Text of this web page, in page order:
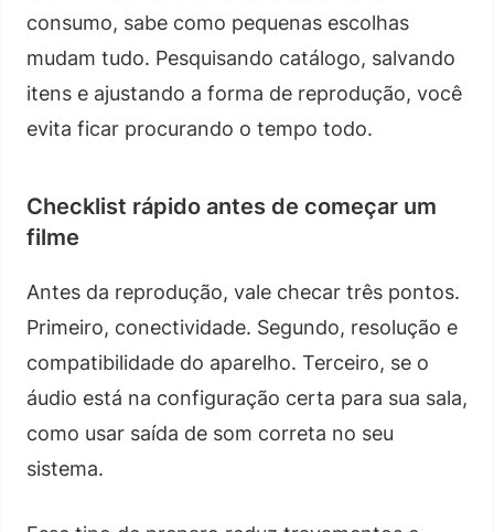
consumo, sabe como pequenas escolhas
mudam tudo. Pesquisando catálogo, salvando
itens e ajustando a forma de reprodução, você
evita ficar procurando o tempo todo.
Checklist rápido antes de começar um
filme
Antes da reprodução, vale checar três pontos.
Primeiro, conectividade. Segundo, resolução e
compatibilidade do aparelho. Terceiro, se o
áudio está na configuração certa para sua sala,
como usar saída de som correta no seu
sistema.